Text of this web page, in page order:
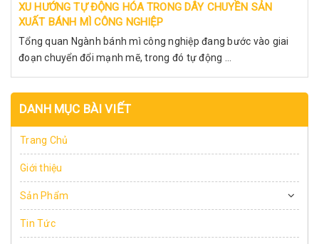
XU HƯỚNG TỰ ĐỘNG HÓA TRONG DÂY CHUYỀN SẢN
XUẤT BÁNH MÌ CÔNG NGHIỆP
Tổng quan Ngành bánh mì công nghiệp đang bước vào giai
đoạn chuyển đổi mạnh mẽ, trong đó tự động ...
DANH MỤC BÀI VIẾT
Trang Chủ
Giới thiệu
Sản Phẩm
Tin Tức